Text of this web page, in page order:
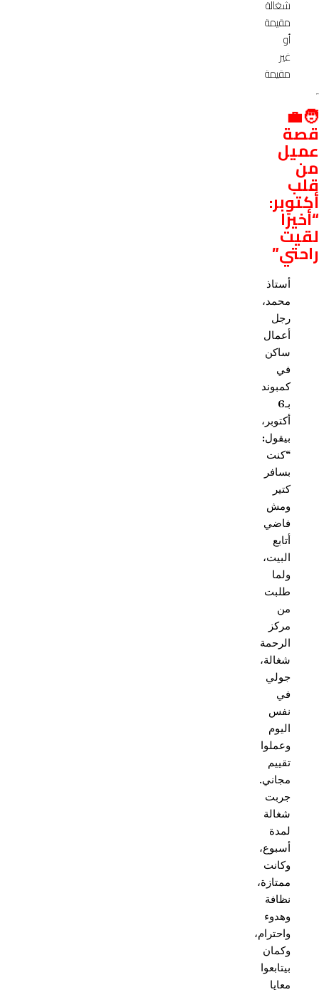
شغالة
مقيمة
أو
غير
مقيمة
🧑‍💼
قصة
عميل
من
قلب
أكتوبر:
“أخيرًا
لقيت
راحتي”
أستاذ
محمد،
رجل
أعمال
ساكن
في
كمبوند
بـ6
أكتوبر،
بيقول:
“كنت
بسافر
كتير
ومش
فاضي
أتابع
البيت،
ولما
طلبت
من
مركز
الرحمة
شغالة،
جولي
في
نفس
اليوم
وعملوا
تقييم
مجاني.
جربت
شغالة
لمدة
أسبوع،
وكانت
ممتازة،
نظافة
وهدوء
واحترام،
وكمان
بيتابعوا
معايا